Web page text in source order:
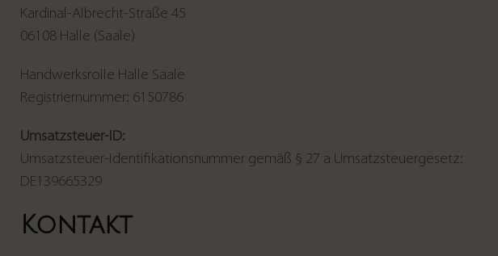
Kardinal-Albrecht-Straße 45
06108 Halle (Saale)
Handwerksrolle Halle Saale
Registriernummer: 6150786
Umsatzsteuer-ID:
Umsatzsteuer-Identifikationsnummer gemäß § 27 a Umsatzsteuergesetz:
DE139665329
Kontakt